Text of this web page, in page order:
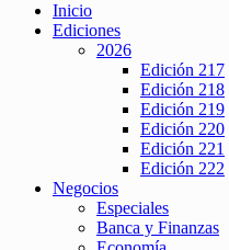
Inicio
Ediciones
2026
Edición 217
Edición 218
Edición 219
Edición 220
Edición 221
Edición 222
Negocios
Especiales
Banca y Finanzas